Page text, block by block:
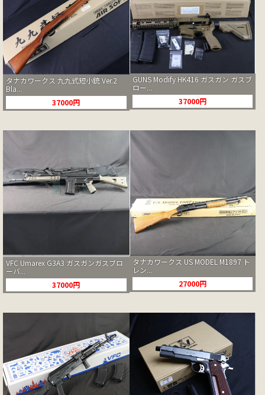
タナカワークス 九九式短小銃 Ver.2
Bla...
37000円
GUNS Modify HK416 ガスガン ガスブ
ロー...
37000円
VFC Umarex G3A3 ガスガンガスブロ
ーバ...
37000円
タナカワークス US MODEL M1897 ト
レン...
27000円